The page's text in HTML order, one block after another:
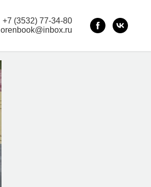
+7 (3532) 77-34-80
orenbook@inbox.ru